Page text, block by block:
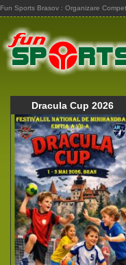
Fun Sports Brasov : Organizare
Dracula Cup 2026